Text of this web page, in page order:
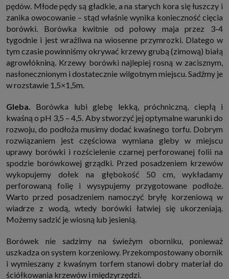
interesujesz się motoryzacją i oglądasz artykuły w biznesistyl.pl lub na
innych stronach internetowych, to możemy Ci wyświetlić reklamę
dotyczącą artykułu w serwisie biznesistyl.pl/automoto. Takie
przetwarzanie danych to realizacja naszych prawnie uzasadnionych
3. Za Twoją zgodą usługi marketingowe dostarczą Ci nasi Zaufani
Partnerzy oraz my dla podmiotów trzecich. Aby móc pokazać interesujące
Cię reklamy (np. produktu, którego możesz potrzebować) reklamodawcy i
ich przedstawiciele chcieliby mieć możliwość przetwarzania Twoich
danych związanych z odwiedzanymi przez Ciebie stronami
internetowymi. Udzielenie takiej zgody jest dobrowolne, nie musisz jej
momencie.
Twoje dane przetwarzane będą do czasu istnienia podstawy do ich
przetwarzania, czyli w przypadku udzielenia zgody do momentu jej
cofnięcia, ograniczenia lub innych działań z Twojej strony ograniczających
tę zgodę, w przypadku niezbędności danych do wykonania umowy, przez
czas jej wykonywania i ewentualnie okres przedawnienia roszczeń z niej
(zwykle nie więcej niż 3 lata, a maksymalnie 10 lat), a w przypadku, gdy
podstawą przetwarzania danych jest uzasadniony interes administratora,
do czasu zgłoszenia przez Ciebie skutecznego sprzeciwu.
Przekazywanie danych
Administratorzy danych mogą powierzać Twoje dane podwykonawcom IT,
księgowym, agencjom marketingowym etc. Zrobią to jedynie na
podstawie umowy o powierzenie przetwarzania danych zobowiązującej
taki podmiot do odpowiedniego zabezpieczenia danych i niekorzystania z
Cookies
Na naszych stronach używamy znaczników internetowych takich jak pliki
np. cookie lub local storage do zbierania i przetwarzania danych
osobowych w celu personalizowania treści i reklam oraz analizowania
ruchu na stronach, aplikacjach i w Internecie. W ten sposób technologię tę
pędów. Młode pędy są gładkie, a na starych kora się łuszczy i
zanika owocowanie – stąd właśnie wynika konieczność cięcia
borówki. Borówka kwitnie od połowy maja przez 3-4
tygodnie i jest wrażliwa na wiosenne przymrozki. Dlatego w
tym czasie powinniśmy okrywać krzewy grubą (zimową) białą
agrowłókniną. Krzewy borówki najlepiej rosną w zacisznym,
nasłonecznionym i dostatecznie wilgotnym miejscu. Sadźmy je
w rozstawie 1,5×1,5m.
Gleba.
Borówka lubi glebę lekką, próchniczną, ciepłą i
kwaśną o pH 3,5 – 4,5. Aby stworzyć jej optymalne warunki do
rozwoju, do podłoża musimy dodać kwaśnego torfu. Dobrym
rozwiązaniem jest częściowa wymiana gleby w miejscu
uprawy borówki i rozścielenie czarnej perforowanej folii na
spodzie borówkowej grządki. Przed posadzeniem krzewów
wykopujemy dołek na głębokość 50 cm, wykładamy
perforowaną folię i wysypujemy przygotowane podłoże.
Warto przed posadzeniem namoczyć bryłę korzeniową w
wiadrze z wodą, wtedy borówki łatwiej się ukorzeniają.
Możemy sadzić je wiosną lub jesienią.
Borówek nie sadzimy na świeżym oborniku, ponieważ
uszkadza on system korzeniowy. Przekompostowany obornik
i wymieszany z kwaśnym torfem stanowi dobry materiał do
ściółkowania krzewów i międzyrzędzi.